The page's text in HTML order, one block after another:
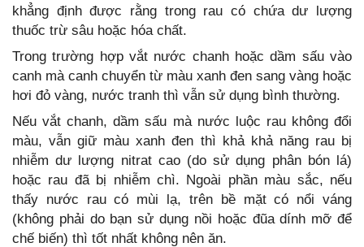
khẳng định được rằng trong rau có chứa dư lượng
thuốc trừ sâu hoặc hóa chất.
Trong trường hợp vắt nước chanh hoặc dầm sấu vào
canh mà canh chuyển từ màu xanh đen sang vàng hoặc
hơi đỏ vàng, nước tranh thì vẫn sử dụng bình thường.
Nếu vắt chanh, dầm sấu mà nước luộc rau không đổi
màu, vẫn giữ màu xanh đen thì khả khả năng rau bị
nhiễm dư lượng nitrat cao (do sử dụng phân bón lá)
hoặc rau đã bị nhiễm chì. Ngoài phần màu sắc, nếu
thấy nước rau có mùi lạ, trên bề mặt có nổi váng
(không phải do bạn sử dụng nồi hoặc đũa dính mỡ để
chế biến) thì tốt nhất không nên ăn.